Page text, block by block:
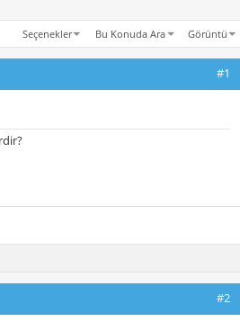
Seçenekler Bu Konuda Ara Görüntü
#1
#2